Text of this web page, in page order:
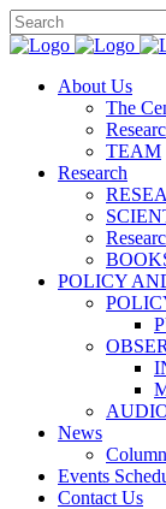
About Us
The
TEAM
Research
POLICY
News
Events
Contact Us